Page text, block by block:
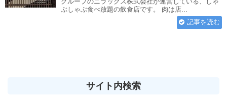
ぶしゃぶ食べ放題の飲食店です。 肉は店...
記事を読む
サイト内検索